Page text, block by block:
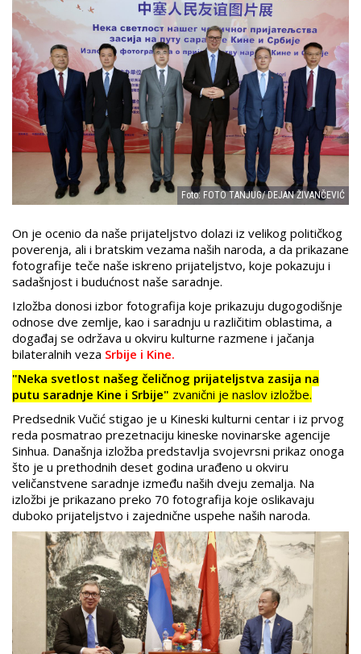
Foto: FOTO TANJUG/ DEJAN ŽIVANČEVIĆ
On je ocenio da naše prijateljstvo dolazi iz velikog političkog
poverenja, ali i bratskim vezama naših naroda, a da prikazane
fotografije teče naše iskreno prijateljstvo, koje pokazuju i
sadašnjost i budućnost naše saradnje.
Izložba donosi izbor fotografija koje prikazuju dugogodišnje
odnose dve zemlje, kao i saradnju u različitim oblastima, a
događaj se održava u okviru kulturne razmene i jačanja
bilateralnih veza Srbije i Kine.
"Neka svetlost našeg čeličnog prijateljstva zasija na
putu saradnje Kine i Srbije" zvanični je naslov izložbe.
Predsednik Vučić stigao je u Kineski kulturni centar i iz prvog
reda posmatrao prezetnaciju kineske novinarske agencije
Sinhua. Današnja izložba predstavlja svojevrsni prikaz onoga
što je u prethodnih deset godina urađeno u okviru
veličanstvene saradnje između naših dveju zemalja. Na
izložbi je prikazano preko 70 fotografija koje oslikavaju
duboko prijateljstvo i zajednične uspehe naših naroda.